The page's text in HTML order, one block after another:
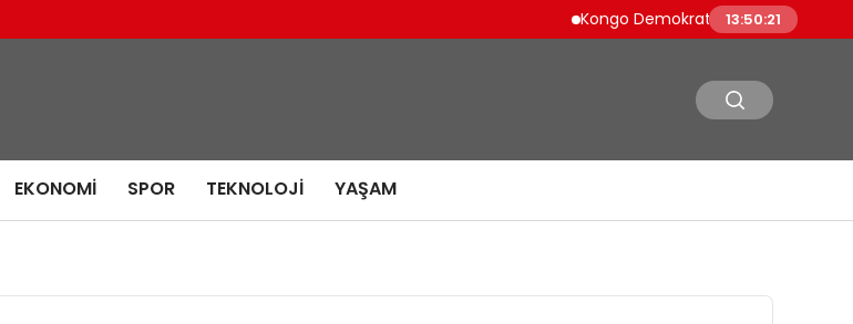
Kongo Demokratik Cumhuriyeti’nde
13:50:22
EKONOMI SPOR TEKNOLOJI YAŞAM